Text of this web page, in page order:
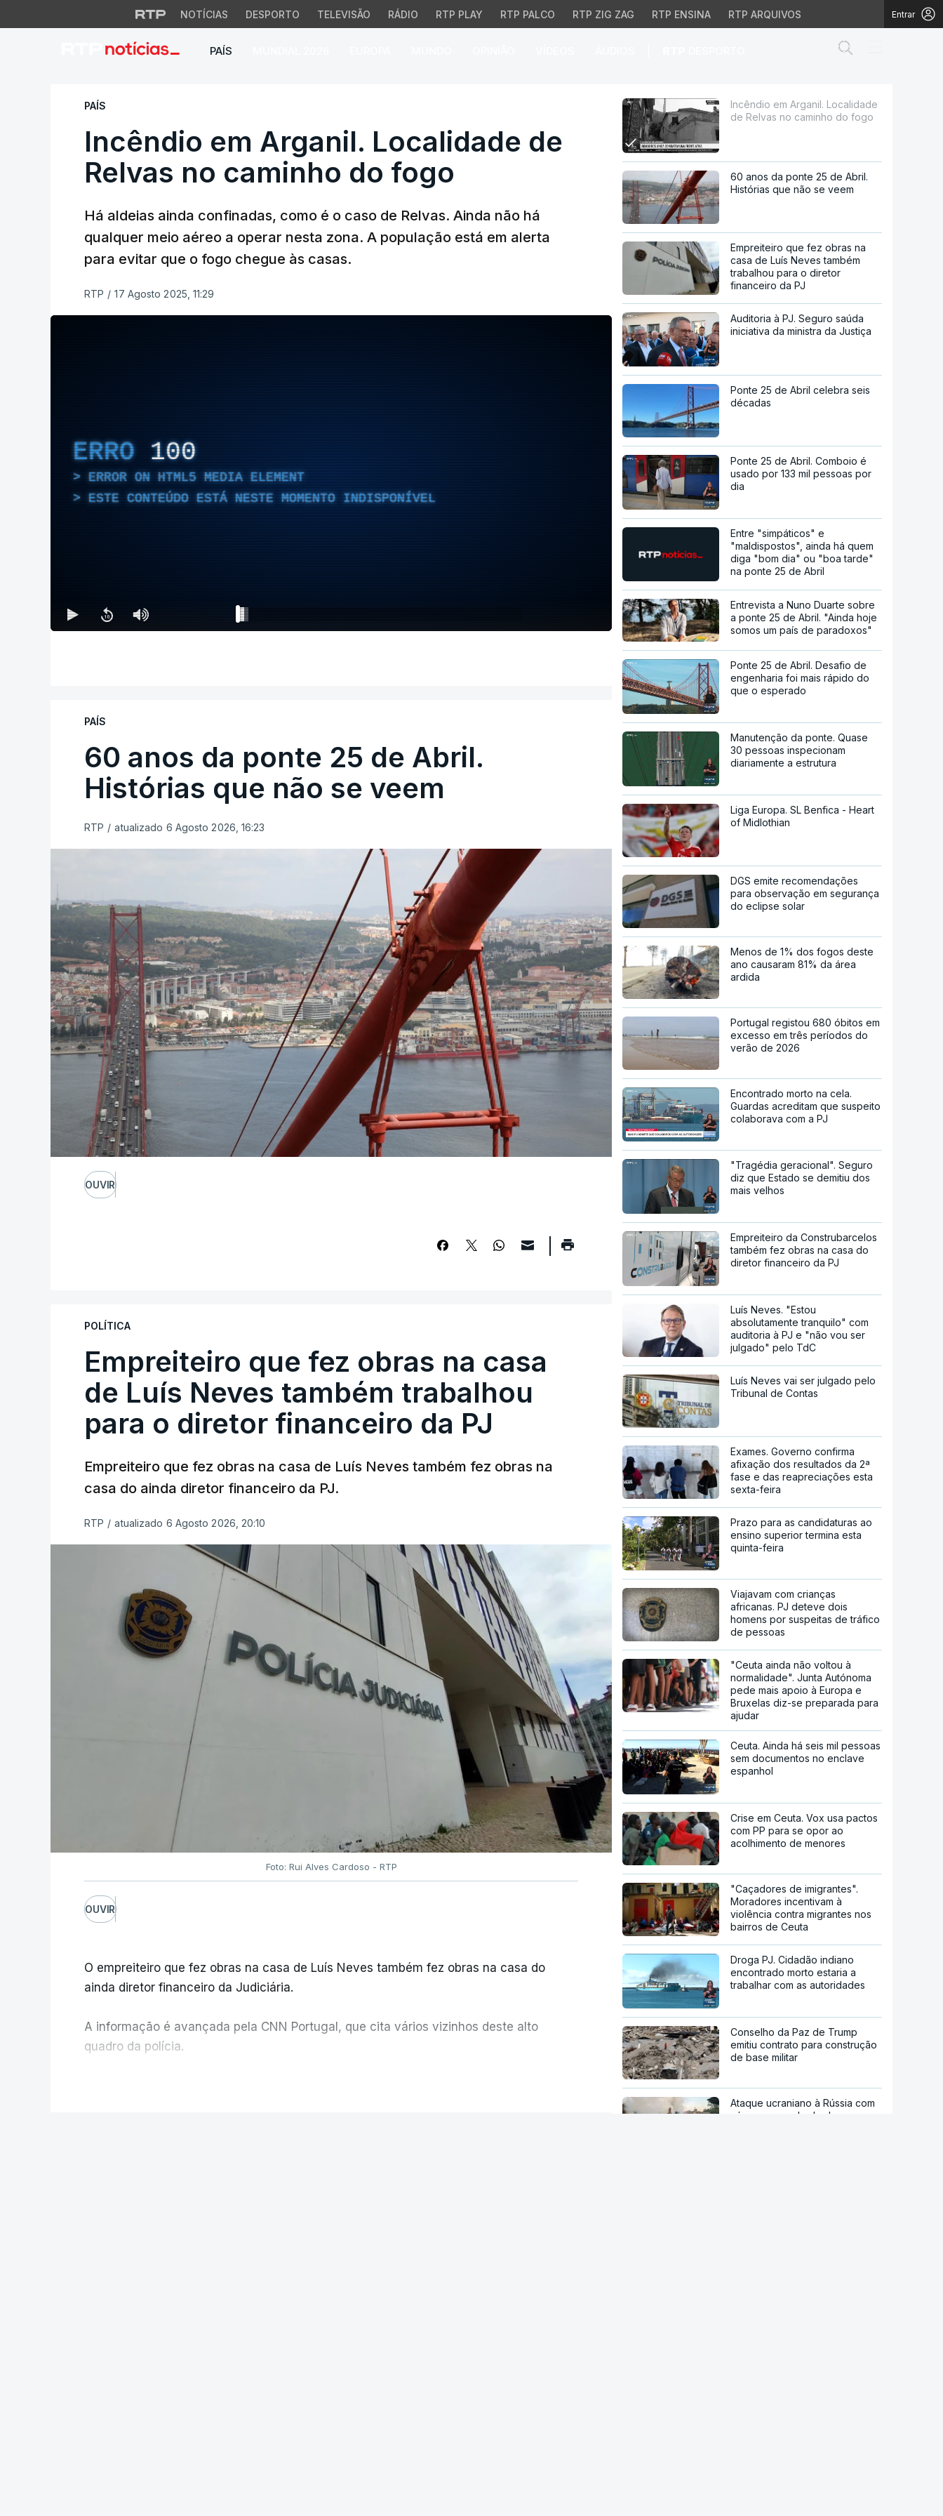
NOTÍCIAS DESPORTO TELEVISÃO RÁDIO RTP PLAY RTP PALCO RTP ZIG ZAG RTP ENSINA RTP ARQUIVOS Entrar
PAÍS
Incêndio em Arganil. Localidade de Relvas no caminho do fogo
PAÍS
Incêndio em Arganil. Localidade de
Relvas no caminho do fogo
Há aldeias ainda confinadas, como é o caso de Relvas. Ainda não há
qualquer meio aéreo a operar nesta zona. A população está em alerta
para evitar que o fogo chegue às casas.
RTP / 17 Agosto 2025, 11:29
ERRO 100
ERROR ON HTML5 MEDIA ELEMENT
ESTE CONTEÚDO ESTÁ NESTE MOMENTO INDISPONÍVEL
PAÍS
60 anos da ponte 25 de Abril.
Histórias que não se veem
RTP / atualizado 6 Agosto 2026, 16:23
OUVIR
POLÍTICA
Empreiteiro que fez obras na casa
de Luís Neves também trabalhou
para o diretor financeiro da PJ
Empreiteiro que fez obras na casa de Luís Neves também fez obras na
casa do ainda diretor financeiro da PJ.
RTP / atualizado 6 Agosto 2026, 20:10
Foto: Rui Alves Cardoso - RTP
OUVIR
O empreiteiro que fez obras na casa de Luís Neves também fez obras na casa do
ainda diretor financeiro da Judiciária.
A informação é avançada pela CNN Portugal, que cita vários vizinhos deste alto
quadro da polícia.
Incêndio em Arganil. Localidade
de Relvas no caminho do fogo
60 anos da ponte 25 de Abril.
Histórias que não se veem
Empreiteiro que fez obras na
casa de Luís Neves também
trabalhou para o diretor
financeiro da PJ
Auditoria à PJ. Seguro saúda
iniciativa da ministra da Justiça
Ponte 25 de Abril celebra seis
décadas
Ponte 25 de Abril. Comboio é
usado por 133 mil pessoas por
dia
Entre "simpáticos" e
"maldispostos", ainda há quem
diga "bom dia" ou "boa tarde"
na ponte 25 de Abril
Entrevista a Nuno Duarte sobre
a ponte 25 de Abril. "Ainda hoje
somos um país de paradoxos"
Ponte 25 de Abril. Desafio de
engenharia foi mais rápido do
que o esperado
Manutenção da ponte. Quase
30 pessoas inspecionam
diariamente a estrutura
Liga Europa. SL Benfica - Heart
of Midlothian
DGS emite recomendações
para observação em segurança
do eclipse solar
Menos de 1% dos fogos deste
ano causaram 81% da área
ardida
Portugal registou 680 óbitos em
excesso em três períodos do
verão de 2026
Encontrado morto na cela.
Guardas acreditam que suspeito
colaborava com a PJ
"Tragédia geracional". Seguro
diz que Estado se demitiu dos
mais velhos
Empreiteiro da Construbarcelos
também fez obras na casa do
diretor financeiro da PJ
Luís Neves. "Estou
absolutamente tranquilo" com
auditoria à PJ e "não vou ser
julgado" pelo TdC
Luís Neves vai ser julgado pelo
Tribunal de Contas
Exames. Governo confirma
afixação dos resultados da 2ª
fase e das reapreciações esta
sexta-feira
Prazo para as candidaturas ao
ensino superior termina esta
quinta-feira
Viajavam com crianças
africanas. PJ deteve dois
homens por suspeitas de tráfico
de pessoas
"Ceuta ainda não voltou à
normalidade". Junta Autónoma
pede mais apoio à Europa e
Bruxelas diz-se preparada para
ajudar
Ceuta. Ainda há seis mil pessoas
sem documentos no enclave
espanhol
Crise em Ceuta. Vox usa pactos
com PP para se opor ao
acolhimento de menores
"Caçadores de imigrantes".
Moradores incentivam à
violência contra migrantes nos
bairros de Ceuta
Droga PJ. Cidadão indiano
encontrado morto estaria a
trabalhar com as autoridades
Conselho da Paz de Trump
emitiu contrato para construção
de base militar
Ataque ucraniano à Rússia com
número recorde de drones